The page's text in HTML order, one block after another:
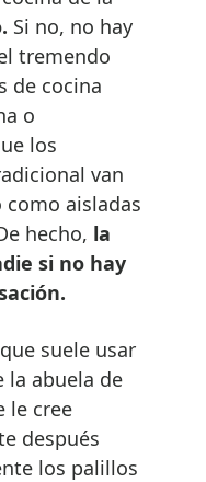
Si no, no hay
tremendo
de cocina
o
los
van
como aisladas
hecho, la
si no hay
suele usar
la abuela de
le cree
después
los palillos